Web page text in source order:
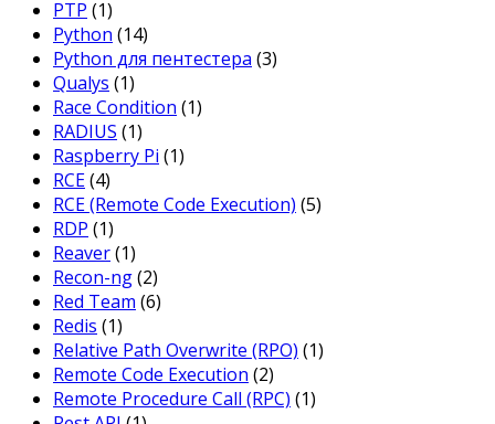
PTP (1)
Python (14)
Python для пентестера (3)
Qualys (1)
Race Condition (1)
RADIUS (1)
Raspberry Pi (1)
RCE(4)
RCE (Remote Code Execution) (5)
RDP (1)
Reaver(1)
Recon-ng(2)
Red Team (6)
Redis (1)
Relative Path Overwrite (RPO) (1)
Remote Code Execution (2)
Remote Procedure Call (RPC) (1)